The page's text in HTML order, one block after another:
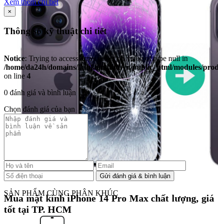
Mua mặt kính iPhone 14 Pro Max chất lượng, giá
tốt tại TP. HCM
Xem thêm chi tiết
×
Thông số kỹ thuật chi tiết
Notice: Trying to access array offset on value of type null in
/home/da24h/domains/linhkiendtdd.vn/public_html/modules/
on line 4
0 đánh giá và bình luận
Chọn đánh giá của bạn
SẢN PHẨM CÙNG PHÂN KHÚC